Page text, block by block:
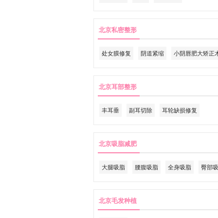
北京私密整形
处女膜修复 阴道紧缩 小阴唇肥大矫正
北京耳部整形
丰耳垂 副耳切除 耳轮缺损修复
北京吸脂减肥
大腿吸脂 腰腹吸脂 全身吸脂 臀部
北京毛发种植